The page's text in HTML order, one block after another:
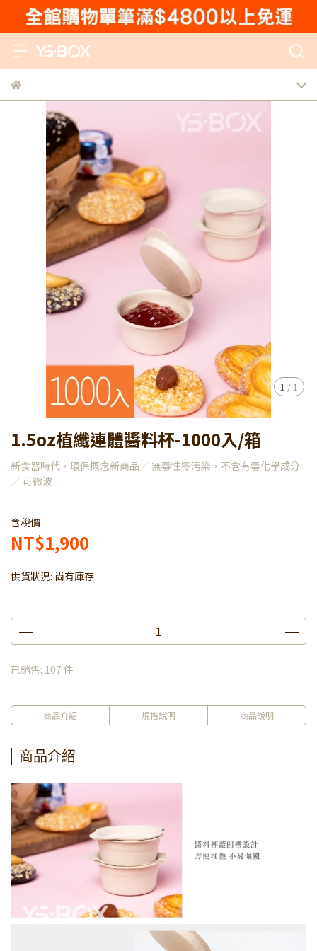
1 / 1
1.5oz植纖連體醬料杯-1000入/箱
新食器時代，環保概念新商品／ 無毒性零污染，不含有毒化學成分
／ 可微波
含稅價
NT$1,900
供貨狀況: 尚有庫存
已銷售: 107 件
商品介紹 規格說明 商品說明
商品介紹